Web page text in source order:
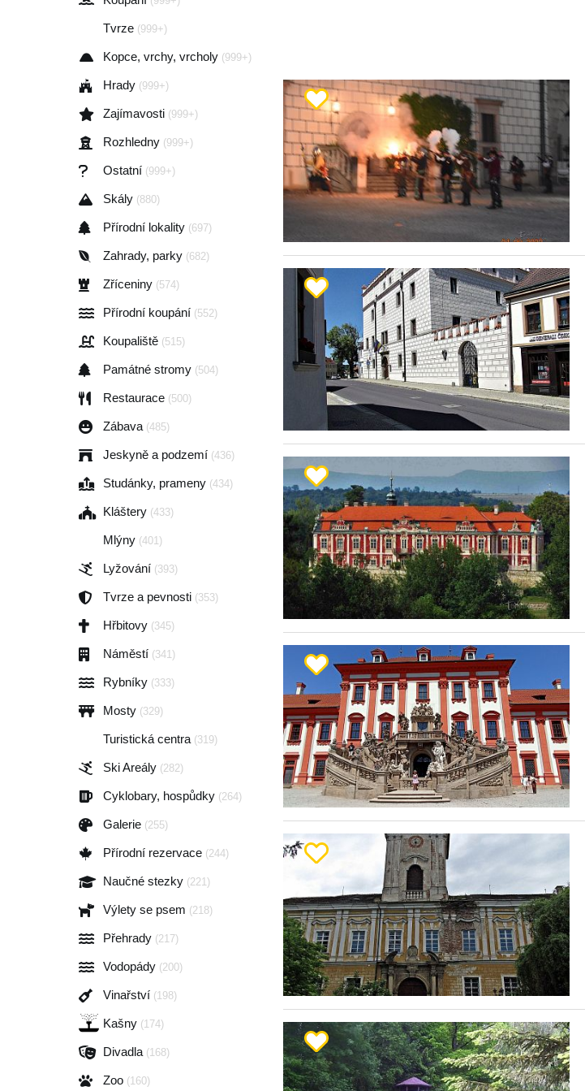
Tvrze (999+)
Kopce, vrchy, vrcholy (999+)
Hrady (999+)
Zajímavosti (999+)
Rozhledny (999+)
Ostatní (999+)
Skály (880)
Přírodní lokality (697)
Zahrady, parky (682)
Zříceniny (574)
Přírodní koupání (552)
Koupaliště (515)
Památné stromy (504)
Restaurace (500)
Zábava (485)
Jeskyně a podzemí (436)
Studánky, prameny (434)
Kláštery (433)
Mlýny (401)
Lyžování (393)
Tvrze a pevnosti (353)
Hřbitovy (345)
Náměstí (341)
Rybníky (333)
Mosty (329)
Turistická centra (319)
Ski Areály (282)
Cyklobary, hospůdky (264)
Galerie (255)
Přírodní rezervace (244)
Naučné stezky (221)
Výlety se psem (218)
Přehrady (217)
Vodopády (200)
Vinařství (198)
Kašny (174)
Divadla (168)
Zoo (160)